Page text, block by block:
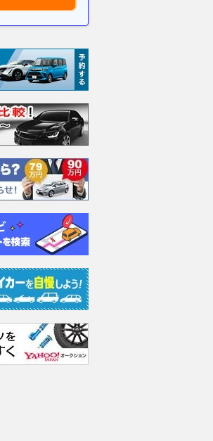
日産『ノートe-POWERニス
モ』＆スズキ『ソリオ』用、テ